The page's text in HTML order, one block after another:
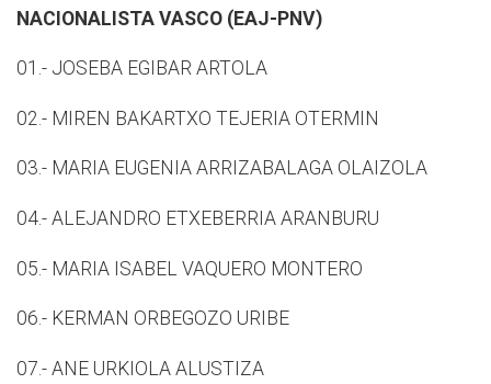
NACIONALISTA VASCO (EAJ-PNV)
01.- JOSEBA EGIBAR ARTOLA
02.- MIREN BAKARTXO TEJERIA OTERMIN
03.- MARIA EUGENIA ARRIZABALAGA OLAIZOLA
04.- ALEJANDRO ETXEBERRIA ARANBURU
05.- MARIA ISABEL VAQUERO MONTERO
06.- KERMAN ORBEGOZO URIBE
07.- ANE URKIOLA ALUSTIZA